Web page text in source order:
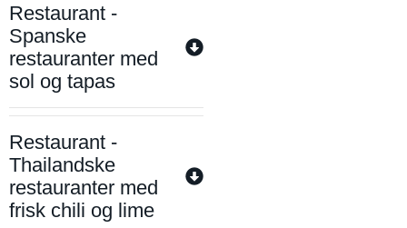
Restaurant -
Spanske
restauranter med
sol og tapas
Restaurant -
Thailandske
restauranter med
frisk chili og lime